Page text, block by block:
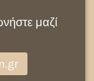
μαζί